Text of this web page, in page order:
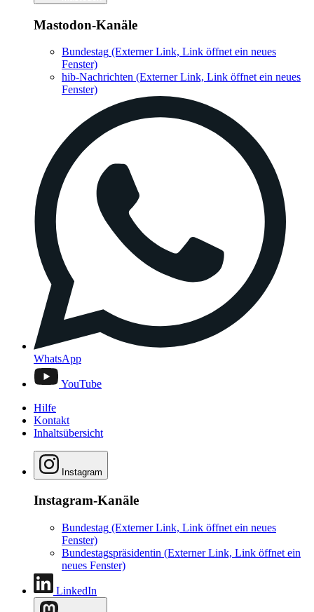
Mastodon-Kanäle
Bundestag (Externer Link, Link öffnet ein neues
Fenster)
hib-Nachrichten (Externer Link, Link öffnet ein neues
Fenster)
WhatsApp
YouTube
Hilfe
Kontakt
Inhaltsübersicht
Instagram
Instagram-Kanäle
Bundestag (Externer Link, Link öffnet ein neues
Fenster)
Bundestagspräsidentin (Externer Link, Link öffnet ein
neues Fenster)
LinkedIn